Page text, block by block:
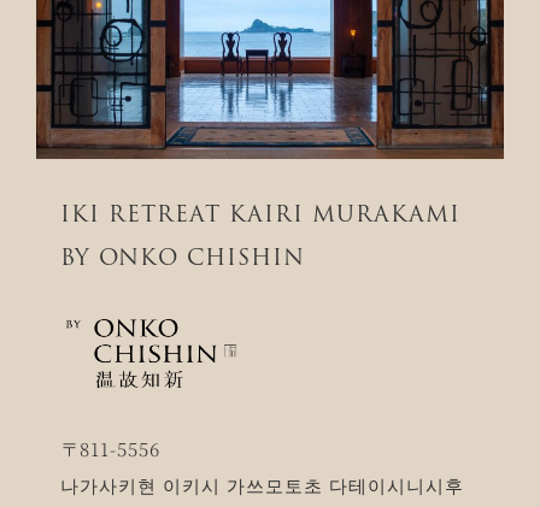
IKI RETREAT KAIRI MURAKAMI
BY ONKO CHISHIN
〒811-5556
나가사키현 이키시 가쓰모토초 다테이시니시후